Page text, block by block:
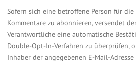
Sofern sich eine betroffene Person für
Kommentare zu abonnieren, versendet
Verantwortliche eine automatische
Double-Opt-In-Verfahren zu überprüfen,
Inhaber der angegebenen E-Mail-